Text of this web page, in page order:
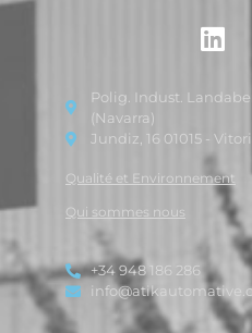
Polig. Indust.
(Navarra)
Jundiz, 16 01015 -
Qualité et Environnement
Qui sommes nous
+34 948 186 286